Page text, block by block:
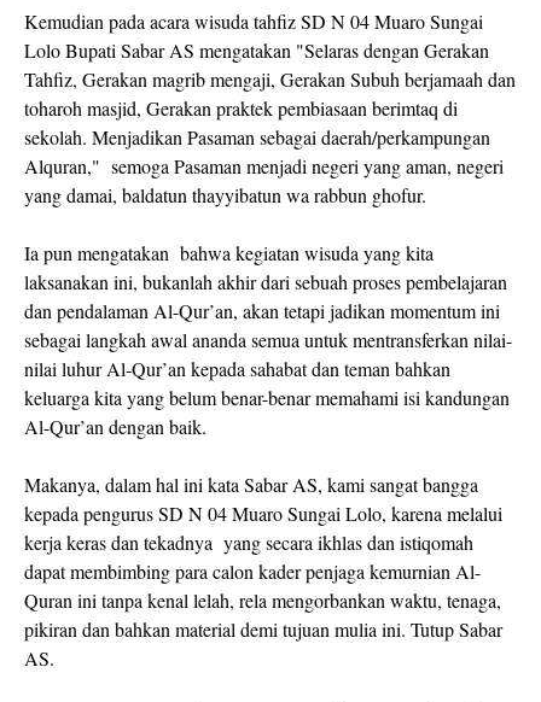
Kemudian pada acara wisuda tahfiz SD N 04 Muaro Sungai
Lolo Bupati Sabar AS mengatakan "Selaras dengan Gerakan
Tahfiz, Gerakan magrib mengaji, Gerakan Subuh berjamaah dan
toharoh masjid, Gerakan praktek pembiasaan berimtaq di
sekolah. Menjadikan Pasaman sebagai daerah/perkampungan
Alquran," semoga Pasaman menjadi negeri yang aman, negeri
yang damai, baldatun thayyibatun wa rabbun ghofur.
Ia pun mengatakan bahwa kegiatan wisuda yang kita
laksanakan ini, bukanlah akhir dari sebuah proses pembelajaran
dan pendalaman Al-Qur’an, akan tetapi jadikan momentum ini
sebagai langkah awal ananda semua untuk mentransferkan nilai-
nilai luhur Al-Qur’an kepada sahabat dan teman bahkan
keluarga kita yang belum benar-benar memahami isi kandungan
Al-Qur’an dengan baik.
Makanya, dalam hal ini kata Sabar AS, kami sangat bangga
kepada pengurus SD N 04 Muaro Sungai Lolo, karena melalui
kerja keras dan tekadnya yang secara ikhlas dan istiqomah
dapat membimbing para calon kader penjaga kemurnian Al-
Quran ini tanpa kenal lelah, rela mengorbankan waktu, tenaga,
pikiran dan bahkan material demi tujuan mulia ini. Tutup Sabar
AS.